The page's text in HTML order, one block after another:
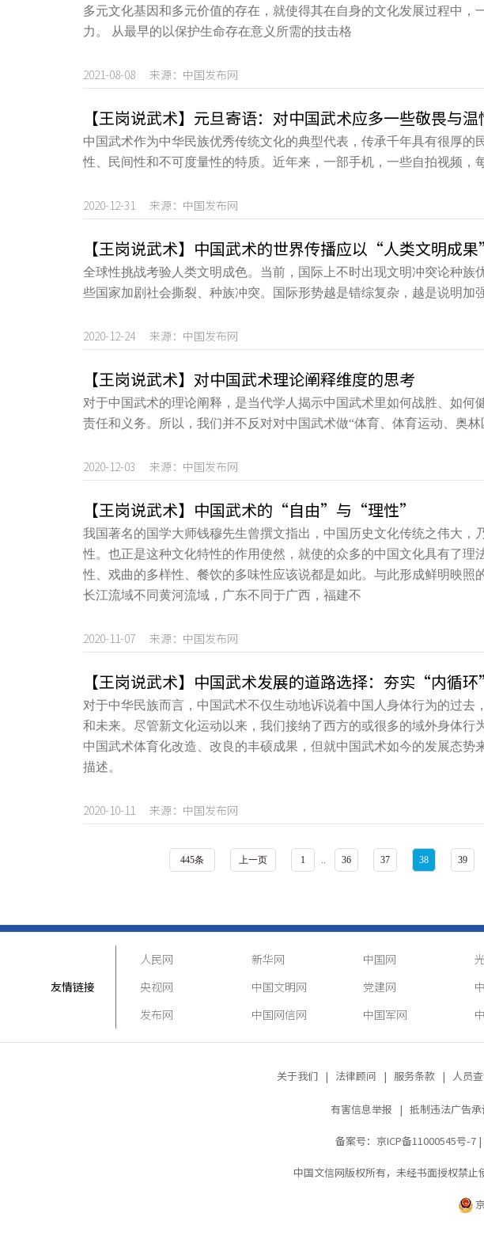
多元文化基因和多元价值的存在，就使得其在自身的文化发展过程中，
力。 从最早的以保护生命存在意义所需的技击格
2021-08-08 来源：中国发布网
【王岗说武术】元旦寄语：对中国武术应多一些敬畏与温
中国武术作为中华民族优秀传统文化的典型代表，传承千年具有很厚的
性、民间性和不可度量性的特质。近年来，一部手机，一些自拍视频，
2020-12-31 来源：中国发布网
【王岗说武术】中国武术的世界传播应以“人类文明成
全球性挑战考验人类文明成色。当前，国际上不时出现文明冲突论种族
些国家加剧社会撕裂、种族冲突。国际形势越是错综复杂，越是说明加
2020-12-24 来源：中国发布网
【王岗说武术】对中国武术理论阐释维度的思考
对于中国武术的理论阐释，是当代学人揭示中国武术里如何战胜、如何
责任和义务。所以，我们并不反对对中国武术做“体育、体育运动、奥林
2020-12-03 来源：中国发布网
【王岗说武术】中国武术的“自由”与“理性”
我国著名的国学大师钱穆先生曾撰文指出，中国历史文化传统之伟大，
性。也正是这种文化特性的作用使然，就使的众多的中国文化具有了理
性、戏曲的多样性、餐饮的多味性应该说都是如此。与此形成鲜明映照
长江流域不同黄河流域，广东不同于广西，福建不
2020-11-07 来源：中国发布网
【王岗说武术】中国武术发展的道路选择：夯实“内循
对于中华民族而言，中国武术不仅生动地诉说着中国人身体行为的过去
和未来。尽管新文化运动以来，我们接纳了西方的或很多的域外身体行
中国武术体育化改造、改良的丰硕成果，但就中国武术如今的发展态势
描述。
2020-10-11 来源：中国发布网
445条 上一页 1 .. 36 37 38 39
友情链接
人民网 新华网 中国网
央视网
中国文明网 党建网
发布网
中国网信网 中国军网
关于我们 | 法律顾问 | 服务条款 | 人员
有害信息举报 | 抵制违法广告
备案号：京ICP备11000545号-7|
中国文信网版权所有，未经书面授权禁